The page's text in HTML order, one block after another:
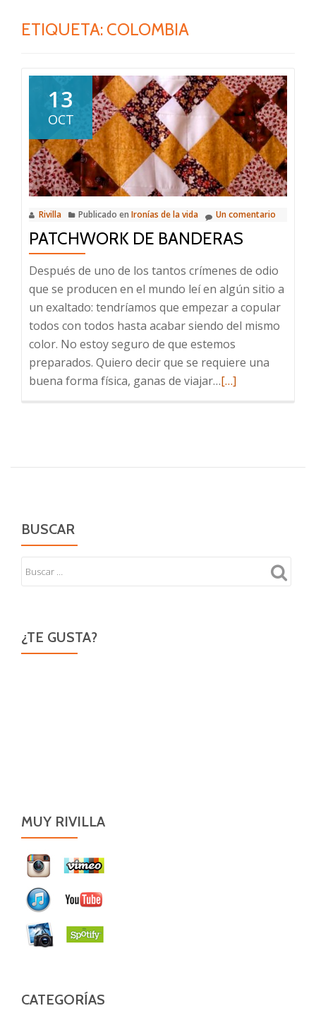
ETIQUETA: COLOMBIA
13
OCT
Rivilla Publicado en Ironías de la vida Un comentario
PATCHWORK DE BANDERAS
Después de uno de los tantos crímenes de odio
que se producen en el mundo leí en algún sitio a
un exaltado: tendríamos que empezar a copular
todos con todos hasta acabar siendo del mismo
color. No estoy seguro de que estemos
preparados. Quiero decir que se requiere una
buena forma física, ganas de viajar…Leer
banderas
[…]
BUSCAR
¿TE GUSTA?
MUY RIVILLA
CATEGORÍAS